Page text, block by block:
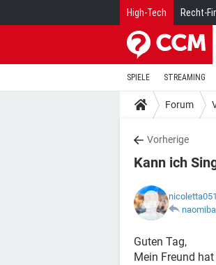
High-Tech Recht-
SPIELE STREAMING
Forum
Vorherige
Kann ich
Guten Tag,
Mein Freund